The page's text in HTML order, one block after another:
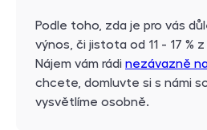
Podle toho, zda je pro vás
výnos, či jistota od 11 - 17 %
Nájem vám rádi nezávazně
chcete, domluvte si s námi
vysvětlíme osobně.